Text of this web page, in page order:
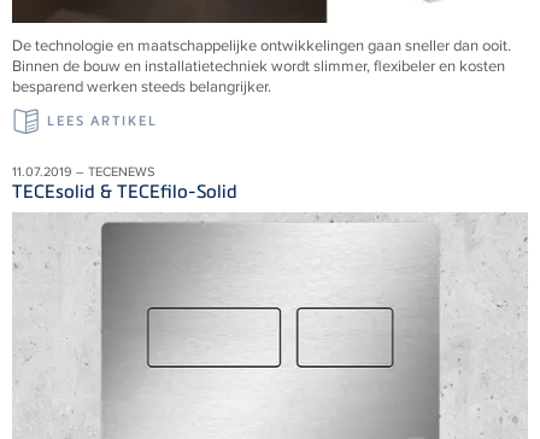
De technologie en maatschappelijke ontwikkelingen gaan sneller dan ooit.
Binnen de bouw en installatietechniek wordt slimmer, flexibeler en kosten
besparend werken steeds belangrijker.
LEES ARTIKEL
11.07.2019 – TECENEWS
TECEsolid & TECEfilo-Solid